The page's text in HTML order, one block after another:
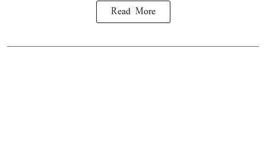
Read More